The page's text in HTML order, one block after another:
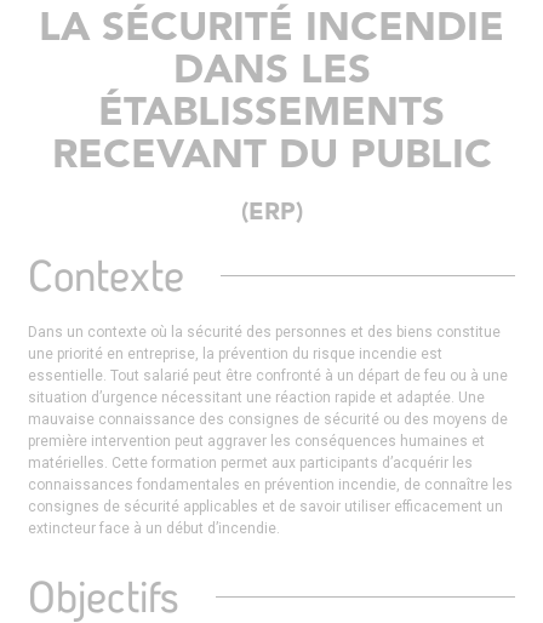
LA SÉCURITÉ INCENDIE
DANS LES
ÉTABLISSEMENTS
RECEVANT DU PUBLIC
(ERP)
Contexte
Dans un contexte où la sécurité des personnes et des biens constitue
une priorité en entreprise, la prévention du risque incendie est
essentielle. Tout salarié peut être confronté à un départ de feu ou à une
situation d’urgence nécessitant une réaction rapide et adaptée. Une
mauvaise connaissance des consignes de sécurité ou des moyens de
première intervention peut aggraver les conséquences humaines et
matérielles. Cette formation permet aux participants d’acquérir les
connaissances fondamentales en prévention incendie, de connaître les
consignes de sécurité applicables et de savoir utiliser efficacement un
extincteur face à un début d’incendie.
Objectifs